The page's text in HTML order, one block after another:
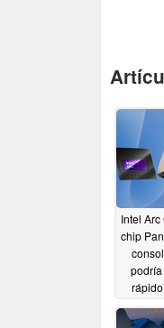
Intel Arc
chip